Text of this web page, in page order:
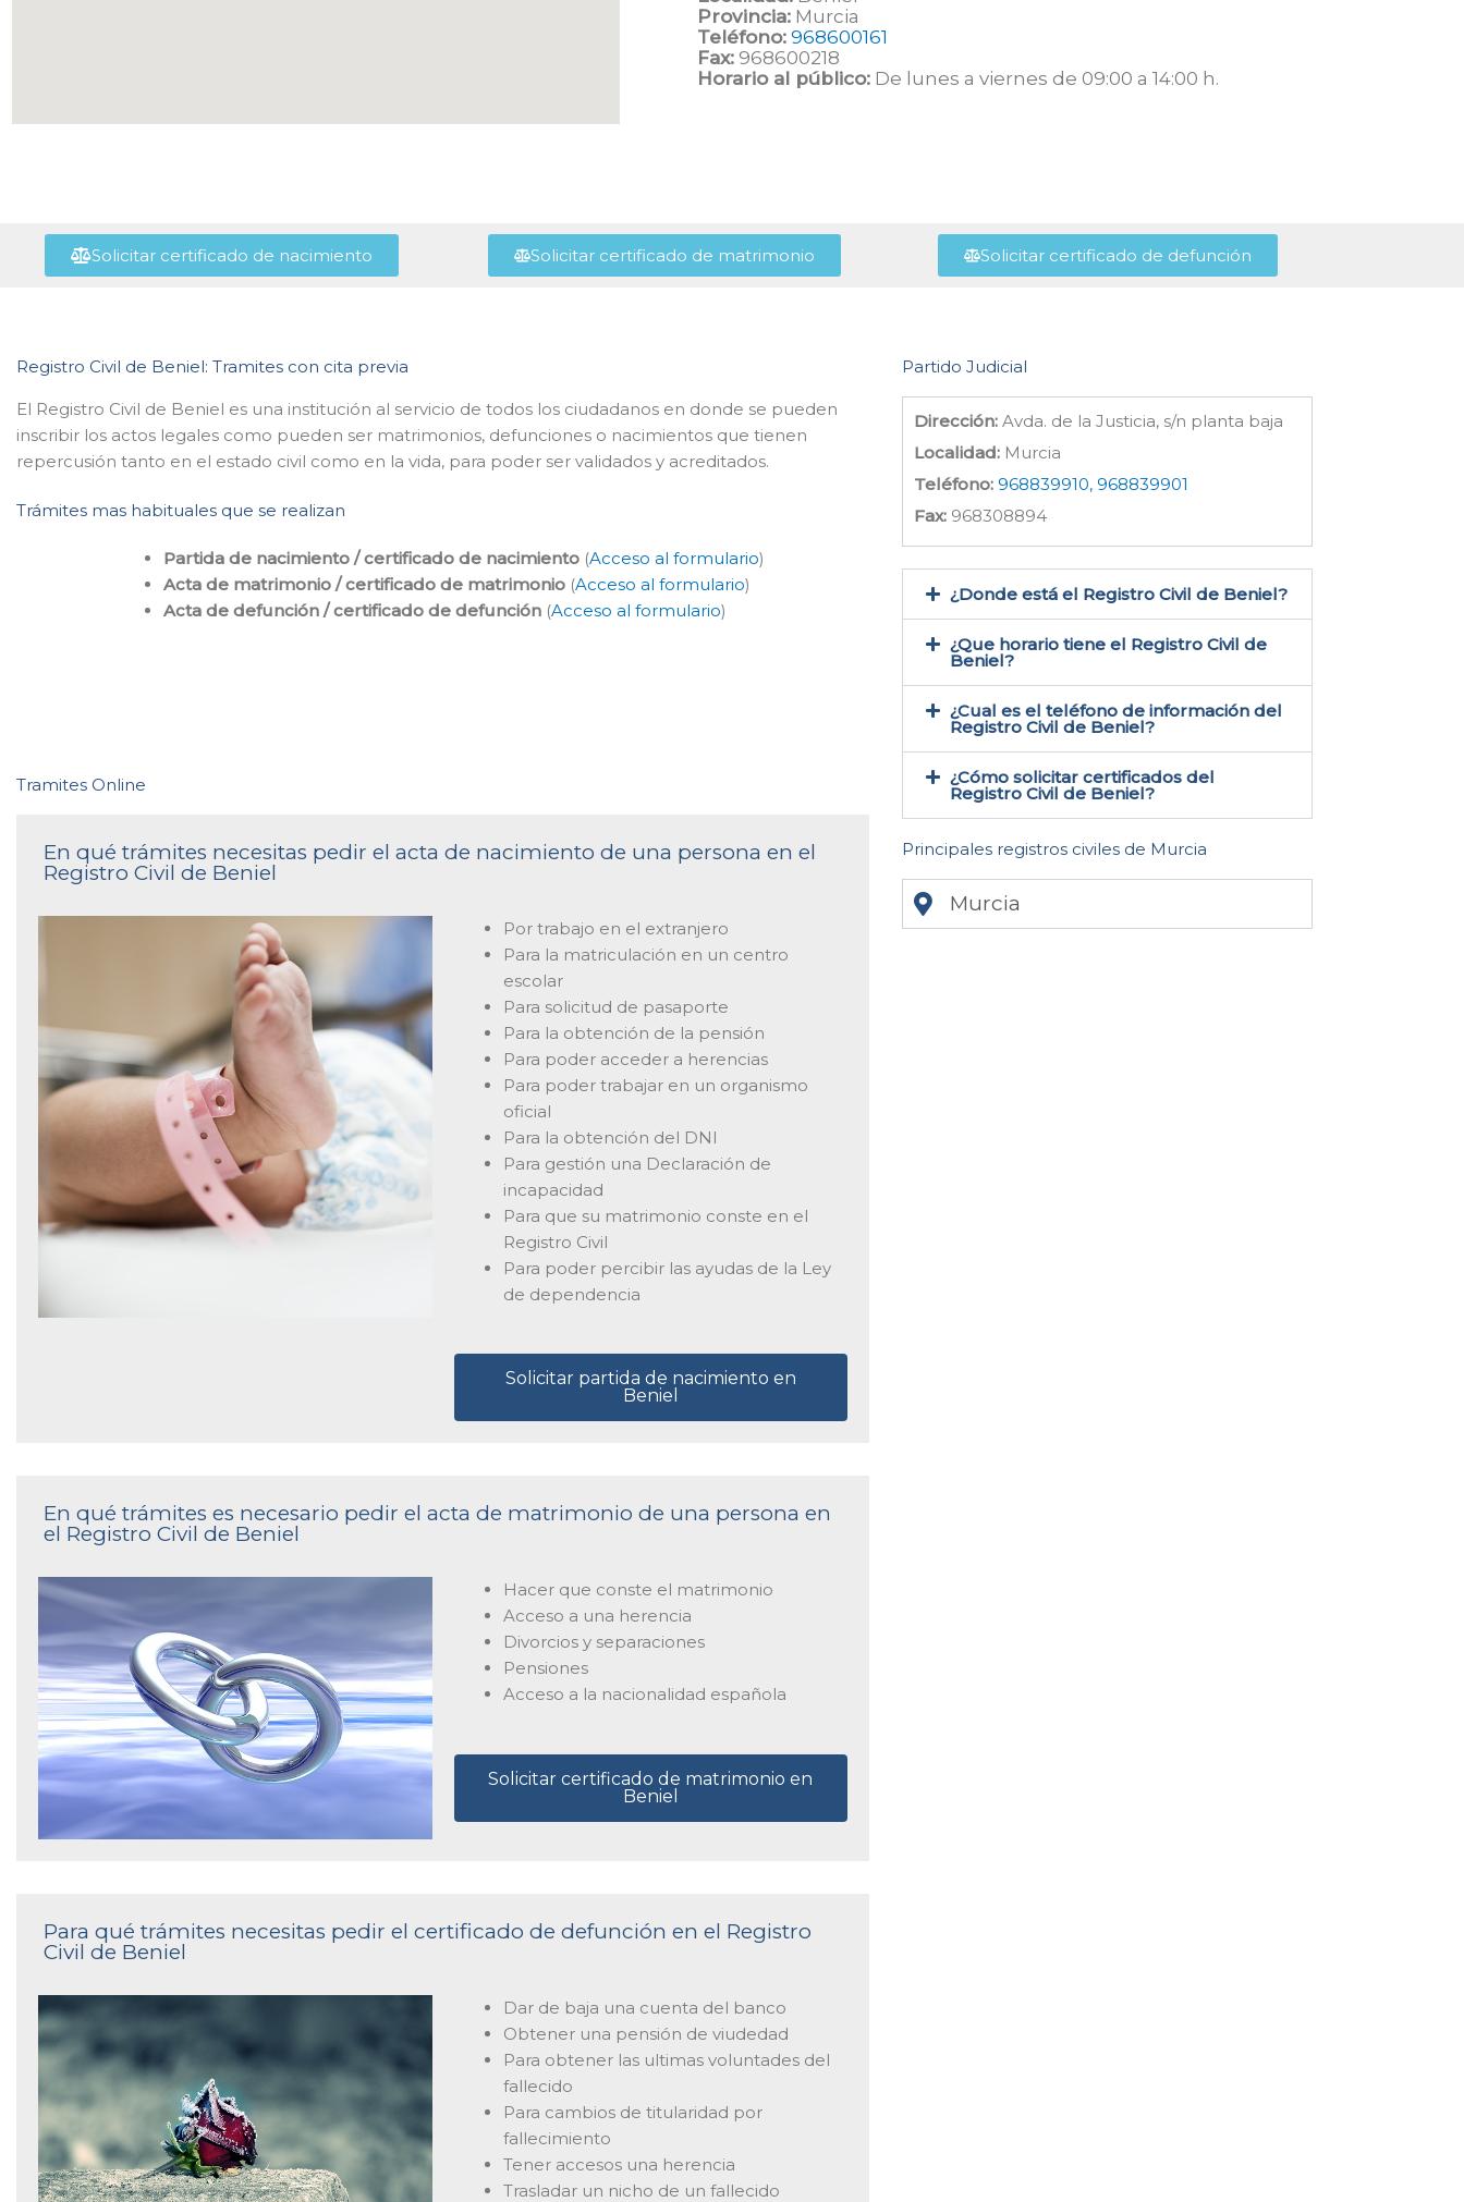
Provincia: Murcia
Teléfono: 968600161
Fax: 968600218
Horario al público: De lunes a viernes de 09:00 a 14:00 h.
Solicitar certificado de nacimiento Solicitar certificado de matrimonio Solicitar certificado de defunción
Registro Civil de Beniel: Tramites con cita previa
El Registro Civil de Beniel es una institución al servicio de todos los ciudadanos en donde se pueden
inscribir los actos legales como pueden ser matrimonios, defunciones o nacimientos que tienen
repercusión tanto en el estado civil como en la vida, para poder ser validados y acreditados.
Trámites mas habituales que se realizan
Partida de nacimiento / certificado de nacimiento (Acceso al formulario)
Acta de matrimonio / certificado de matrimonio (Acceso al formulario)
Acta de defunción / certificado de defunción (Acceso al formulario)
Tramites Online
En qué trámites necesitas pedir el acta de nacimiento de una persona en el
Registro Civil de Beniel
Por trabajo en el extranjero
Para la matriculación en un centro
escolar
Para solicitud de pasaporte
Para la obtención de la pensión
Para poder acceder a herencias
Para poder trabajar en un organismo
oficial
Para la obtención del DNI
Para gestión una Declaración de
incapacidad
Para que su matrimonio conste en el
Registro Civil
Para poder percibir las ayudas de la Ley
de dependencia
Solicitar partida de nacimiento en
Beniel
En qué trámites es necesario pedir el acta de matrimonio de una persona en
el Registro Civil de Beniel
Hacer que conste el matrimonio
Acceso a una herencia
Divorcios y separaciones
Pensiones
Acceso a la nacionalidad española
Solicitar certificado de matrimonio en
Beniel
Para qué trámites necesitas pedir el certificado de defunción en el Registro
Civil de Beniel
Dar de baja una cuenta del banco
Obtener una pensión de viudedad
Para obtener las ultimas voluntades del
fallecido
Para cambios de titularidad por
fallecimiento
Tener accesos una herencia
Trasladar un nicho de un fallecido
Partido Judicial
Dirección: Avda. de la Justicia, s/n planta baja
Localidad: Murcia
Teléfono: 968839910, 968839901
Fax: 968308894
¿Donde está el Registro Civil de Beniel​?
¿Que horario tiene el Registro Civil de
Beniel?
¿Cual es el teléfono de información del
Registro Civil de Beniel​?
¿Cómo solicitar certificados del
Registro Civil de Beniel​?
Principales registros civiles de Murcia
Murcia